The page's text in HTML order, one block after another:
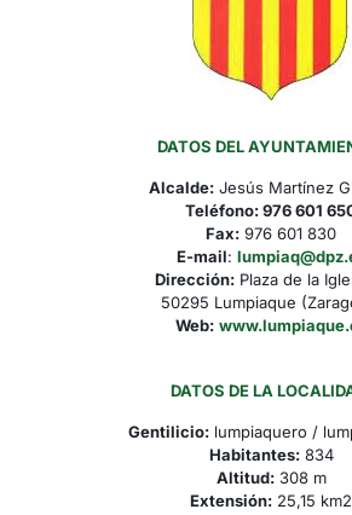
DATOS DEL
Alcalde:Jesús Martínez
Teléfono:976 601
Fax: 976 601 830
E-mail:
Dirección: Plaza de la
50295 Lumpiaque
Web:
DATOS DE LA
Gentilicio:lumpiaquero /
Habitantes:834
Altitud:308 m
Extensión: 25,15 km2